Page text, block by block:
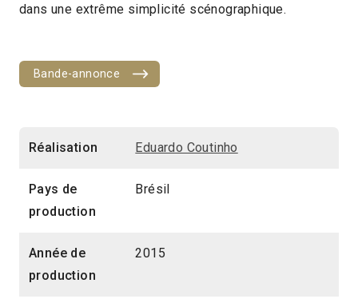
dans une extrême simplicité scénographique.
Bande-annonce
Réalisation Eduardo Coutinho
Pays de
production
Brésil
Année de
production
2015